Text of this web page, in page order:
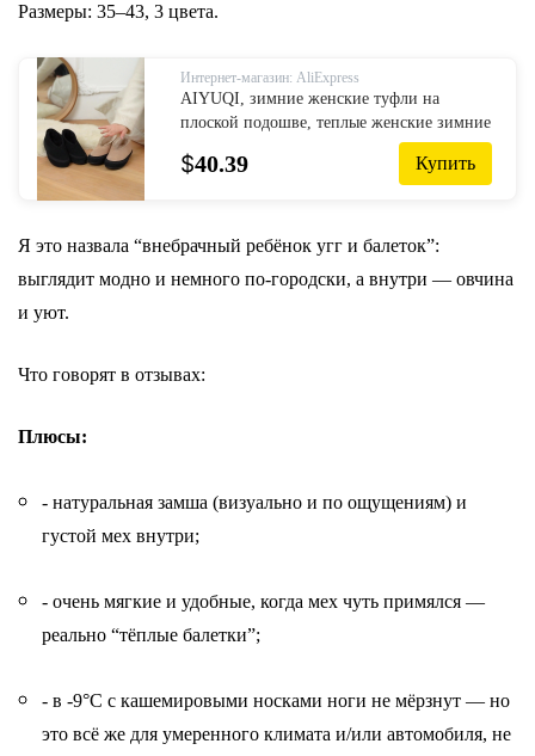
Размеры: 35–43, 3 цвета.
Интернет-магазин: AliExpress
AIYUQI, зимние женские туфли на
плоской подошве, теплые женские зимние
туфли с шерстяной подкладкой, удобные
женские зимние балетки из натуральной
$40.39 Купить
Я это назвала “внебрачный ребёнок угг и балеток”:
выглядит модно и немного по-городски, а внутри — овчина
и уют.
Что говорят в отзывах:
Плюсы:
- натуральная замша (визуально и по ощущениям) и
густой мех внутри;
- очень мягкие и удобные, когда мех чуть примялся —
реально “тёплые балетки”;
- в -9°С с кашемировыми носками ноги не мёрзнут — но
это всё же для умеренного климата и/или автомобиля, не